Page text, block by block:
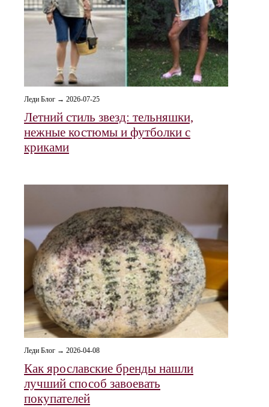
Леди Блог → 2026-07-25
Летний стиль звезд: тельняшки,
нежные костюмы и футболки с
криками
Леди Блог → 2026-04-08
Как ярославские бренды нашли
лучший способ завоевать
покупателей